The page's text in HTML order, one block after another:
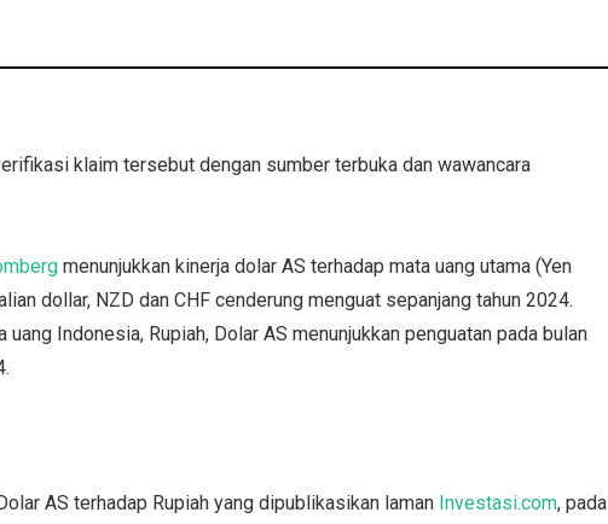
klaim tersebut dengan sumber terbuka dan wawancara
menunjukkan kinerja dolar AS terhadap mata uang utama (Yen
dollar, NZD dan CHF cenderung menguat sepanjang tahun 2024.
uang Indonesia, Rupiah, Dolar AS menunjukkan penguatan pada bulan
AS terhadap Rupiah yang dipublikasikan laman Investasi.com, pada